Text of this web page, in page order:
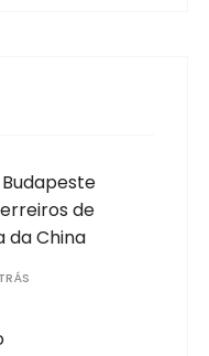
de
da China